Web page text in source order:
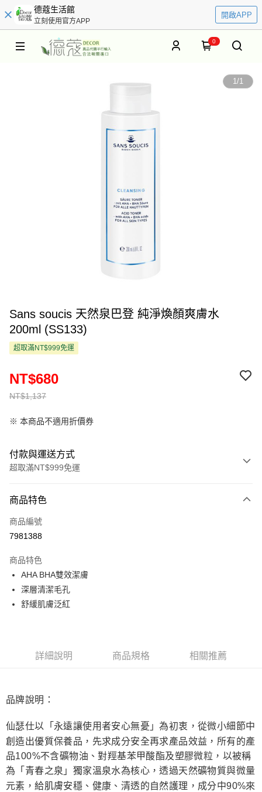
德蔻生活館
立刻使用官方APP
開啟APP
0
1/1
Sans soucis 天然泉巴登 純淨煥顏爽膚水
200ml (SS133)
超取滿NT$999免運
NT$1,137
NT$680
※ 本商品不適用折價券
付款與運送方式
超取滿NT$999免運
信用卡一次付款
超商取貨付款
Apple Pay
街口支付
ATM付款
全家取貨付款
每筆NT$80，滿NT$999(含以上)免運費
全家純取貨 (先付款
每筆NT$80，滿NT$999(含以上)免運費
7-11取貨付款
商品特色
商品編號
7981388
商品特色
AHA BHA雙效潔膚
深層清潔毛孔
舒緩肌膚泛紅
詳細說明 商品規格 相關推薦
品牌說明：
仙瑟仕以「永遠讓使用者安心無憂」為初衷，從微小細節中
創造出優質保養品，先求成分安全再求產品效益，所有的產
品100%不含礦物油、對羥基苯甲酸酯及塑膠微粒，以被稱
為「青春之泉」獨家溫泉水為核心，透過天然礦物質與微量
元素，給肌膚安穩、健康、清透的自然護理，成分中90%來